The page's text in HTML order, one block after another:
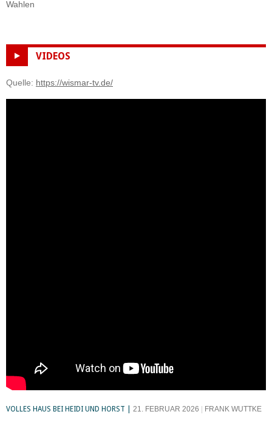
Wahlen
VIDEOS
Quelle: https://wismar-tv.de/
VOLLES HAUS BEI HEIDI UND HORST 21. FEBRUAR 2026 FRANK WUTTKE